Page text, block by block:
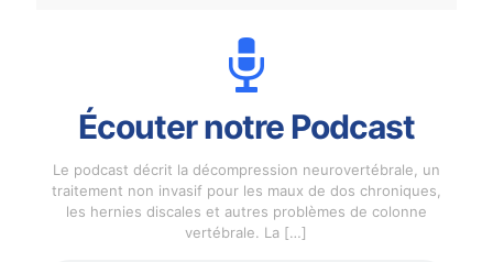
Écouter notre Podcast
Le podcast décrit la décompression neurovertébrale, un
traitement non invasif pour les maux de dos chroniques,
les hernies discales et autres problèmes de colonne
vertébrale. La […]